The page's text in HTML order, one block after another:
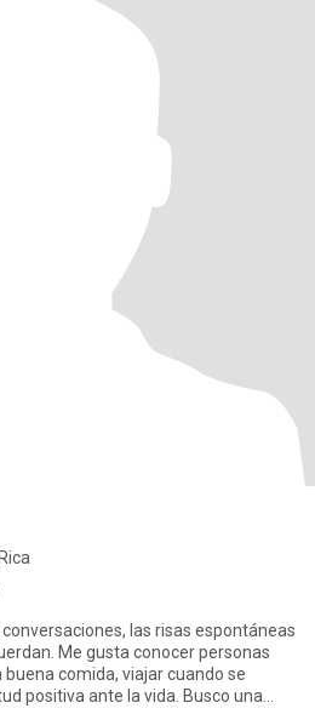
las risas espontáneas
Me gusta conocer personas
comida, viajar cuando se
positiva ante la vida. Busco una